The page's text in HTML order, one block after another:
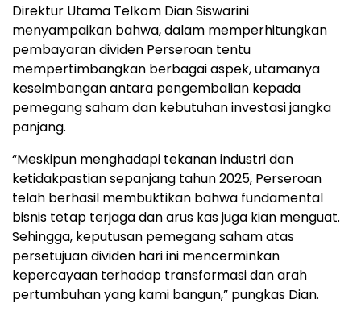
Direktur Utama Telkom Dian Siswarini
menyampaikan bahwa, dalam memperhitungkan
pembayaran dividen Perseroan tentu
mempertimbangkan berbagai aspek, utamanya
keseimbangan antara pengembalian kepada
pemegang saham dan kebutuhan investasi jangka
panjang.
“Meskipun menghadapi tekanan industri dan
ketidakpastian sepanjang tahun 2025, Perseroan
telah berhasil membuktikan bahwa fundamental
bisnis tetap terjaga dan arus kas juga kian menguat.
Sehingga, keputusan pemegang saham atas
persetujuan dividen hari ini mencerminkan
kepercayaan terhadap transformasi dan arah
pertumbuhan yang kami bangun,” pungkas Dian.